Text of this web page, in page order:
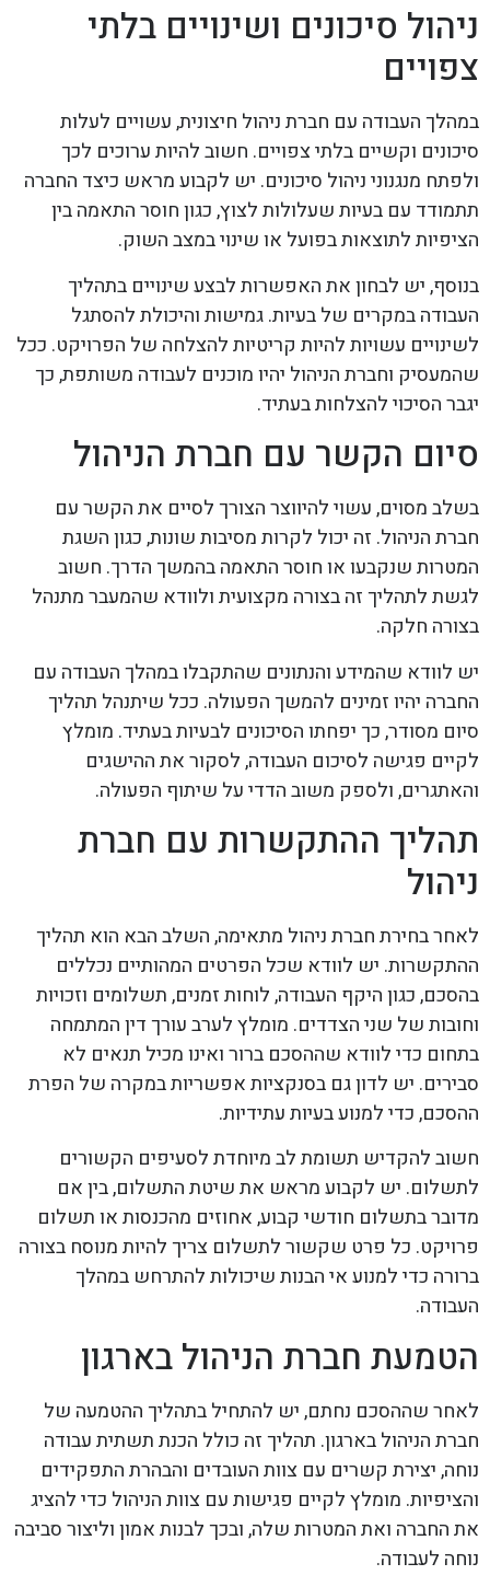
ניהול סיכונים ושינויים בלתי
צפויים
במהלך העבודה עם חברת ניהול חיצונית, עשויים לעלות
סיכונים וקשיים בלתי צפויים. חשוב להיות ערוכים לכך
ולפתח מנגנוני ניהול סיכונים. יש לקבוע מראש כיצד החברה
תתמודד עם בעיות שעלולות לצוץ, כגון חוסר התאמה בין
הציפיות לתוצאות בפועל או שינוי במצב השוק.
בנוסף, יש לבחון את האפשרות לבצע שינויים בתהליך
העבודה במקרים של בעיות. גמישות והיכולת להסתגל
לשינויים עשויות להיות קריטיות להצלחה של הפרויקט. ככל
שהמעסיק וחברת הניהול יהיו מוכנים לעבודה משותפת, כך
יגבר הסיכוי להצלחות בעתיד.
סיום הקשר עם חברת הניהול
בשלב מסוים, עשוי להיווצר הצורך לסיים את הקשר עם
חברת הניהול. זה יכול לקרות מסיבות שונות, כגון השגת
המטרות שנקבעו או חוסר התאמה בהמשך הדרך. חשוב
לגשת לתהליך זה בצורה מקצועית ולוודא שהמעבר מתנהל
בצורה חלקה.
יש לוודא שהמידע והנתונים שהתקבלו במהלך העבודה עם
החברה יהיו זמינים להמשך הפעולה. ככל שיתנהל תהליך
סיום מסודר, כך יפחתו הסיכונים לבעיות בעתיד. מומלץ
לקיים פגישה לסיכום העבודה, לסקור את ההישגים
והאתגרים, ולספק משוב הדדי על שיתוף הפעולה.
תהליך ההתקשרות עם חברת
ניהול
לאחר בחירת חברת ניהול מתאימה, השלב הבא הוא תהליך
ההתקשרות. יש לוודא שכל הפרטים המהותיים נכללים
בהסכם, כגון היקף העבודה, לוחות זמנים, תשלומים וזכויות
וחובות של שני הצדדים. מומלץ לערב עורך דין המתמחה
בתחום כדי לוודא שההסכם ברור ואינו מכיל תנאים לא
סבירים. יש לדון גם בסנקציות אפשריות במקרה של הפרת
ההסכם, כדי למנוע בעיות עתידיות.
חשוב להקדיש תשומת לב מיוחדת לסעיפים הקשורים
לתשלום. יש לקבוע מראש את שיטת התשלום, בין אם
מדובר בתשלום חודשי קבוע, אחוזים מהכנסות או תשלום
פרויקט. כל פרט שקשור לתשלום צריך להיות מנוסח בצורה
ברורה כדי למנוע אי הבנות שיכולות להתרחש במהלך
העבודה.
הטמעת חברת הניהול בארגון
לאחר שההסכם נחתם, יש להתחיל בתהליך ההטמעה של
חברת הניהול בארגון. תהליך זה כולל הכנת תשתית עבודה
נוחה, יצירת קשרים עם צוות העובדים והבהרת התפקידים
והציפיות. מומלץ לקיים פגישות עם צוות הניהול כדי להציג
את החברה ואת המטרות שלה, ובכך לבנות אמון וליצור סביבה
נוחה לעבודה.